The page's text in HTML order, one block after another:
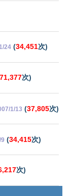
24 (34,451次)
71,377次)
1/13 (37,805次)
(34,415次)
次)